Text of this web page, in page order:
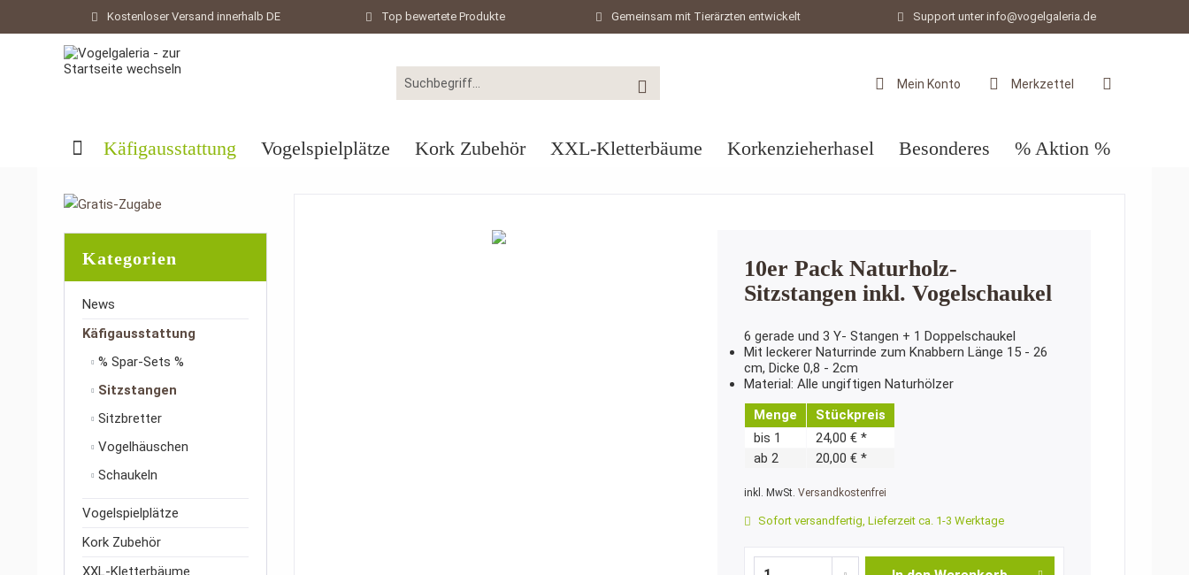
Kostenloser Versand innerhalb DE Top bewertete Produkte Gemeinsam mit Tierärzten entwickelt Support unter info@vogelgaleria.de
Merkzettel
Mein Konto
Käfigausstattung Vogelspielplätze Kork Zubehör XXL-Kletterbäume Korkenzieherhasel Besonderes % Aktion %
Kategorien
News
Käfigausstattung
% Spar-Sets %
Sitzstangen
Sitzbretter
Vogelhäuschen
Schaukeln
Vogelspielplätze
Kork Zubehör
XXL-Kletterbäume
10er Pack Naturholz-
Sitzstangen inkl. Vogelschaukel
6 gerade und 3 Y- Stangen + 1 Doppelschaukel
Mit leckerer Naturrinde zum Knabbern Länge 15 - 26
cm, Dicke 0,8 - 2cm
Material: Alle ungiftigen Naturhölzer
Menge
Stückpreis
bis 1
24,00 € *
ab 2 20,00 € *
inkl. MwSt. Versandkostenfrei
Sofort versandfertig, Lieferzeit ca. 1-3 Werktage